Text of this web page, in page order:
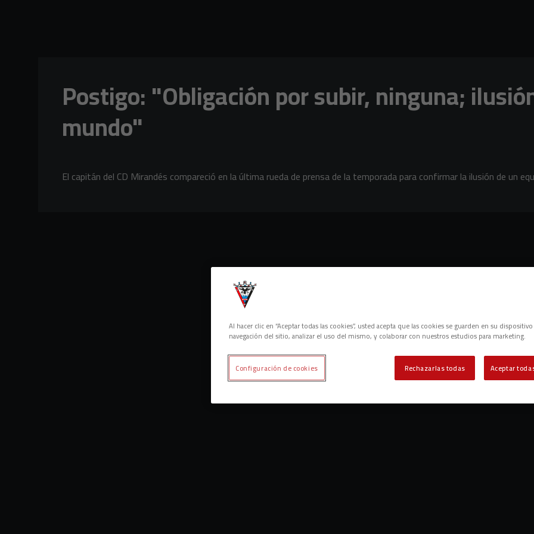
Postigo: "Obligación por subir, ninguna;
mundo"
El capitán del CD Mirandés compareció en la última rueda de prensa de la temporada para confirmar la ilusión de un
Al hacer clic en “Aceptar todas las cookies”, usted acepta que las cookies se guarden en su
navegación del sitio, analizar el uso del mismo, y colaborar con nuestros estudios para marketing.
Rechazarlas todas Aceptar
Configuración de cookies